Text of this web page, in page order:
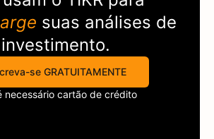
suas análises de
investimento.
se GRATUITAMENTE
necessário cartão de crédito